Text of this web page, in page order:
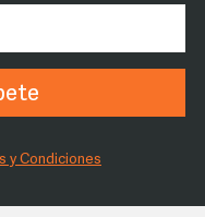
y Condiciones